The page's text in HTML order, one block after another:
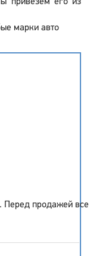
марки авто
Перед продажей все